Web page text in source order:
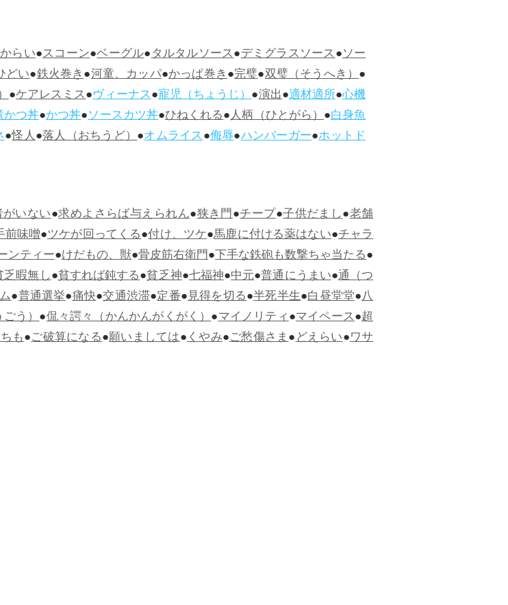
らい●スコーン●ベーグル●タルタルソース●デミグラスソース●ソー
どい●鉄火巻き●河童、カッパ●かっぱ巻き●完璧●双璧（そうへき）●
●ケアレスミス●ヴィーナス●寵児（ちょうじ）●演出●適材適所●心機
かつ丼●かつ丼●ソースカツ丼●ひねくれる●人柄（ひとがら）●白身魚
●怪人●落人（おちうど）●オムライス●侮辱●ハンバーガー●ホットド
いない●求めよさらば与えられん●狭き門●チープ●子供だまし●老舗
前味噌●ツケが回ってくる●付け、ツケ●馬鹿に付ける薬はない●チャラ
ンティー●けだもの、獣●骨皮筋右衛門●下手な鉄砲も数撃ちゃ当たる●
乏暇無し●貧すれば鈍する●貧乏神●七福神●中元●普通にうまい●通（つ
●普通選挙●痛快●交通渋滞●定番●見得を切る●半死半生●白昼堂堂●八
う）●侃々諤々（かんかんがくがく）●マイノリティ●マイペース●超
も●ご破算になる●願いましては●くやみ●ご愁傷さま●どえらい●ワサ